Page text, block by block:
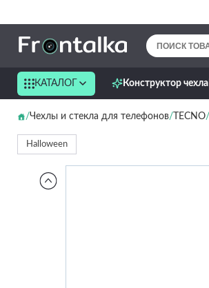
КАТАЛОГ Конструктор чехла
Чехлы и стекла для телефонов TECNO
Halloween